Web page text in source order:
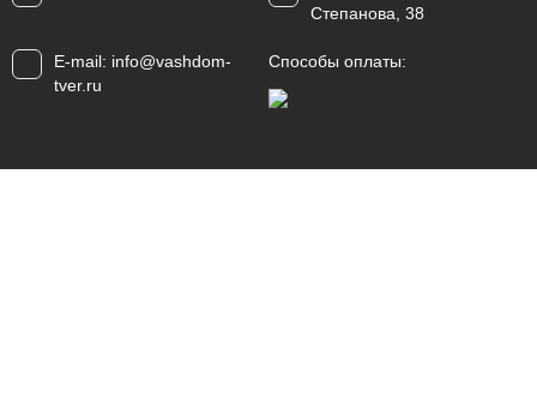
Степанова, 38
E-mail: info@vashdom-
tver.ru
Способы оплаты: